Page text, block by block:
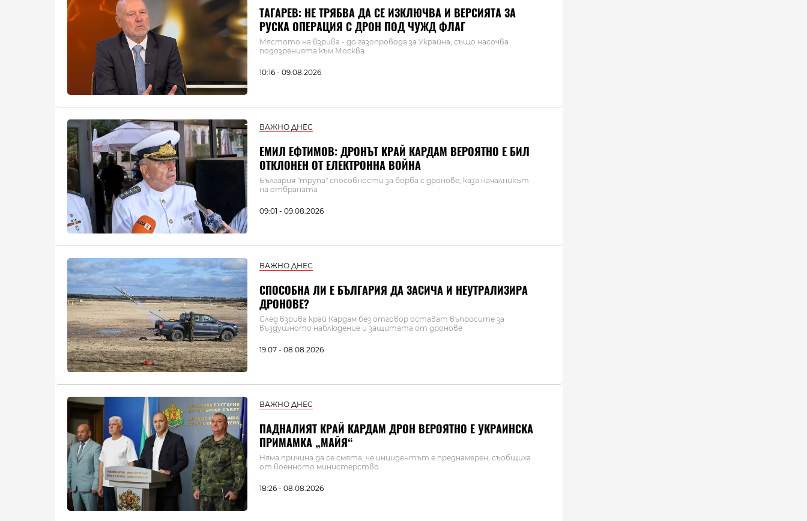
ТАГАРЕВ: НЕ ТРЯБВА ДА СЕ ИЗКЛЮЧВА И ВЕРСИЯТА ЗА
РУСКА ОПЕРАЦИЯ С ДРОН ПОД ЧУЖД ФЛАГ
Мястото на взрива - до газопровода за Украйна, също насочва
подозренията към Москва
10:16 - 09.08.2026
ВАЖНО ДНЕС
ЕМИЛ ЕФТИМОВ: ДРОНЪТ КРАЙ КАРДАМ ВЕРОЯТНО Е БИЛ
ОТКЛОНЕН ОТ ЕЛЕКТРОННА ВОЙНА
България "трупа" способности за борба с дронове, каза началникът
на отбраната
09:01 - 09.08.2026
ВАЖНО ДНЕС
СПОСОБНА ЛИ Е БЪЛГАРИЯ ДА ЗАСИЧА И НЕУТРАЛИЗИРА
ДРОНОВЕ?
След взрива край Кардам без отговор остават въпросите за
въздушното наблюдение и защитата от дронове
19:07 - 08.08.2026
ВАЖНО ДНЕС
ПАДНАЛИЯТ КРАЙ КАРДАМ ДРОН ВЕРОЯТНО Е УКРАИНСКА
ПРИМАМКА „МАЙЯ“
Няма причина да се смята, че инцидентът е преднамерен, съобщиха
от военното министерство
18:26 - 08.08.2026